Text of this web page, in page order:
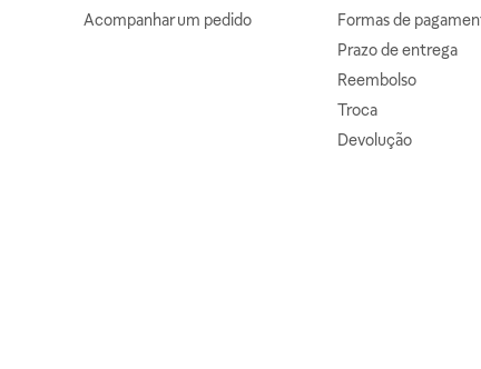
Acompanhar um pedido
Formas de
Prazo de entrega
Reembolso
Troca
Devolução